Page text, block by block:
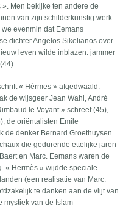
Men bekijke ten andere de
van zijn schilderkunstig werk:
evenmin dat Eemans
dichter Angelos Sikelianos over
leven wilde inblazen: jammer
« Hèrmes » afgedwaald.
de wijsgeer Jean Wahl, André
le Voyant » schreef (45),
de oriëntalisten Emile
de denker Bernard Groethuysen.
die gedurende ettelijke jaren
en Marc. Eemans waren de
« Hermès » wijdde speciale
(een realisatie van Marc.
te danken aan de vlijt van
mystiek van de Islam